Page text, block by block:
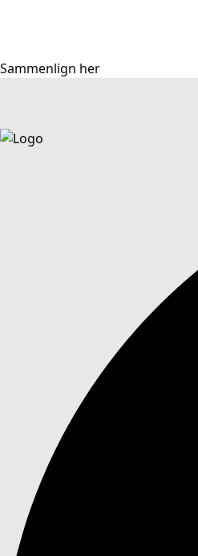
Sammenlign her